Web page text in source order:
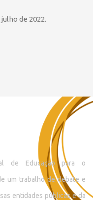
de 2022.
de Educação para o
um trabalho de debate e
entidades públicas e da